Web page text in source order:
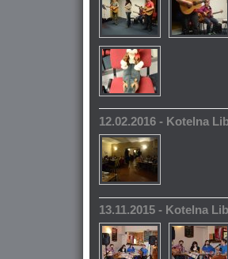
12.02.2016 - Kotelna
13.11.2015 - Kotelna